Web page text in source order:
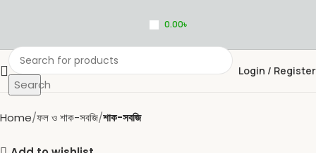
0.00৳
Search
Login / Register
Home ফল ও শাক-সবজি শাক-সবজি